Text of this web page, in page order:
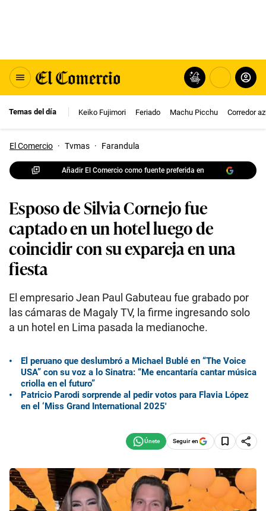
Temas del día Keiko Fujimori Feriado Machu Picchu Corredor
El Comercio · Tvmas · Farandula
Añadir El Comercio como fuente preferida en
Esposo de Silvia Cornejo fue
captado en un hotel luego de
coincidir con su expareja en una
fiesta
El empresario Jean Paul Gabuteau fue grabado por
las cámaras de Magaly TV, la firme ingresando solo
a un hotel en Lima pasada la medianoche.
El peruano que deslumbró a Michael Bublé en “The Voice
USA” con su voz a lo Sinatra: “Me encantaría cantar música
criolla en el futuro”
Patricio Parodi sorprende al pedir votos para Flavia López
en el ‘Miss Grand International 2025′
Seguir en